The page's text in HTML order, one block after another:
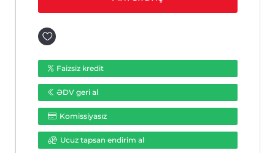
Faizsiz kredit
ƏDV geri al
Komissiyasız
Ucuz tapsan endirim al